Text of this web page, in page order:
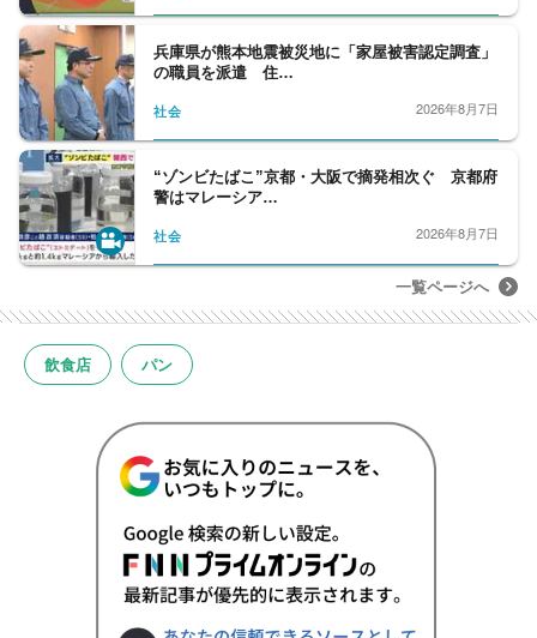
兵庫県が熊本地震被災地に「家屋被害認定調査」
の職員を派遣 住…
社会 2026年8月7日
“ゾンビたばこ”京都・大阪で摘発相次ぐ 京都府
警はマレーシア…
社会 2026年8月7日
一覧ページへ
飲食店 パン